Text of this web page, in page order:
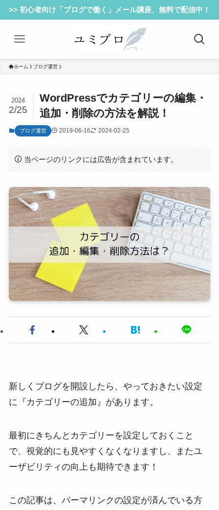
>> 初心者向け「ブログで働く」メール講座、無料で配信中！
ホーム ブログ運営
WordPressでカテゴリーの編集・
追加・削除の方法を解説！
2024
2/25
ブログ運営 2019-06-16 2024-02-25
当ページのリンクには広告が含まれています。
新しくブログを開設したら、やっておきたい設定
に『カテゴリーの追加』があります。
最初にきちんとカテゴリーを設定しておくこと
で、視覚的にも見やすくなくなりますし、またユ
ーザビリティの向上も期待できます！
この記事は、パーマリンクの設定が済んでいる方